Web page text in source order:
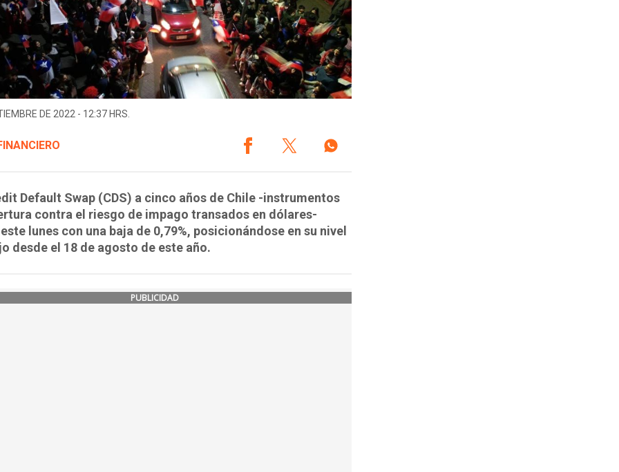
DE 2022 - 12:37 HRS.
Default Swap (CDS) a cinco años de Chile -instrumentos
contra el riesgo de impago transados en dólares-
lunes con una baja de 0,79%, posicionándose en su nivel
desde el 18 de agosto de este año.
PUBLICIDAD